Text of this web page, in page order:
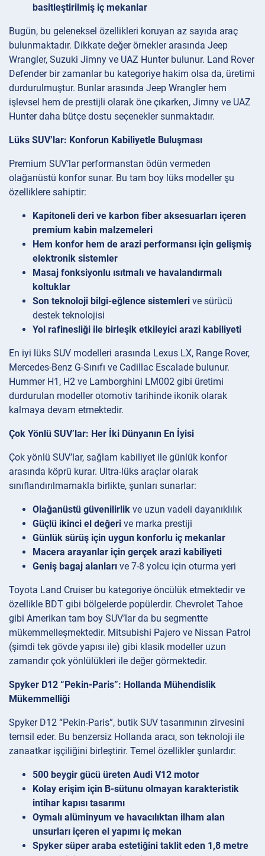
basitleştirilmiş iç mekanlar
Bugün, bu geleneksel özellikleri koruyan az sayıda araç
bulunmaktadır. Dikkate değer örnekler arasında Jeep
Wrangler, Suzuki Jimny ve UAZ Hunter bulunur. Land Rover
Defender bir zamanlar bu kategoriye hakim olsa da, üretimi
durdurulmuştur. Bunlar arasında Jeep Wrangler hem
işlevsel hem de prestijli olarak öne çıkarken, Jimny ve UAZ
Hunter daha bütçe dostu seçenekler sunmaktadır.
Lüks SUV’lar: Konforun Kabiliyetle Buluşması
Premium SUV’lar performanstan ödün vermeden
olağanüstü konfor sunar. Bu tam boy lüks modeller şu
özelliklere sahiptir:
Kapitoneli deri ve karbon fiber aksesuarları içeren
premium kabin malzemeleri
Hem konfor hem de arazi performansı için gelişmiş
elektronik sistemler
Masaj fonksiyonlu ısıtmalı ve havalandırmalı
koltuklar
Son teknoloji bilgi-eğlence sistemleri ve sürücü
destek teknolojisi
Yol rafinesliği ile birleşik etkileyici arazi kabiliyeti
En iyi lüks SUV modelleri arasında Lexus LX, Range Rover,
Mercedes-Benz G-Sınıfı ve Cadillac Escalade bulunur.
Hummer H1, H2 ve Lamborghini LM002 gibi üretimi
durdurulan modeller otomotiv tarihinde ikonik olarak
kalmaya devam etmektedir.
Çok Yönlü SUV’lar: Her İki Dünyanın En İyisi
Çok yönlü SUV’lar, sağlam kabiliyet ile günlük konfor
arasında köprü kurar. Ultra-lüks araçlar olarak
sınıflandırılmamakla birlikte, şunları sunarlar:
Olağanüstü güvenilirlik ve uzun vadeli dayanıklılık
Güçlü ikinci el değeri ve marka prestiji
Günlük sürüş için uygun konforlu iç mekanlar
Macera arayanlar için gerçek arazi kabiliyeti
Geniş bagaj alanları ve 7-8 yolcu için oturma yeri
Toyota Land Cruiser bu kategoriye öncülük etmektedir ve
özellikle BDT gibi bölgelerde popülerdir. Chevrolet Tahoe
gibi Amerikan tam boy SUV’lar da bu segmentte
mükemmelleşmektedir. Mitsubishi Pajero ve Nissan Patrol
(şimdi tek gövde yapısı ile) gibi klasik modeller uzun
zamandır çok yönlülükleri ile değer görmektedir.
Spyker D12 “Pekin-Paris”: Hollanda Mühendislik
Mükemmelliği
Spyker D12 “Pekin-Paris”, butik SUV tasarımının zirvesini
temsil eder. Bu benzersiz Hollanda aracı, son teknoloji ile
zanaatkar işçiliğini birleştirir. Temel özellikler şunlardır:
500 beygir gücü üreten Audi V12 motor
Kolay erişim için B-sütunu olmayan karakteristik
intihar kapısı tasarımı
Oymalı alüminyum ve havacılıktan ilham alan
unsurları içeren el yapımı iç mekan
Spyker süper araba estetiğini taklit eden 1,8 metre